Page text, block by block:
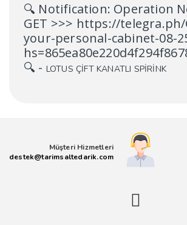
🔍 Notification: Operation
GET >>> https://
your-personal-cabinet-08-
🔍 - LOTUS ÇİFT KANATLI SPİRİNK
Müşteri Hizmetleri
destek@tarimsaltedarik.com